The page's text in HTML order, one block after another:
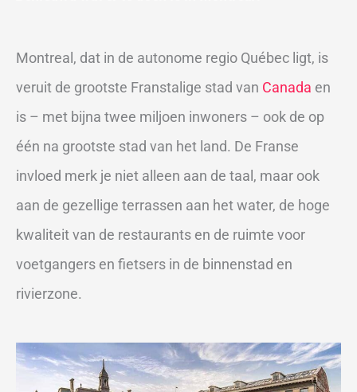
Montreal, dat in de autonome regio Québec ligt, is
veruit de grootste Franstalige stad van Canada en
is – met bijna twee miljoen inwoners – ook de op
één na grootste stad van het land. De Franse
invloed merk je niet alleen aan de taal, maar ook
aan de gezellige terrassen aan het water, de hoge
kwaliteit van de restaurants en de ruimte voor
voetgangers en fietsers in de binnenstad en
rivierzone.